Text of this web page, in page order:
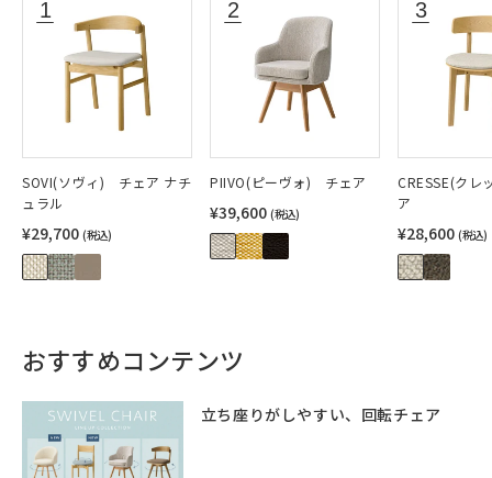
SOVI(ソヴィ) チェア ナチ
ュラル
¥29,700 (税込)
PIIVO(ピーヴォ) チェア
¥39,600 (税込)
CRESSE(ク
ア
¥28,600 (税込)
おすすめコンテンツ
立ち座りがしやすい、回転チェア